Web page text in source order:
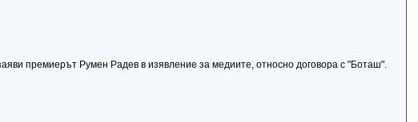
премиерът Румен Радев в изявление за медиите, относно договора с "Боташ".